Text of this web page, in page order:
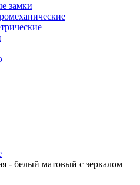
замки
- белый матовый с зеркалом